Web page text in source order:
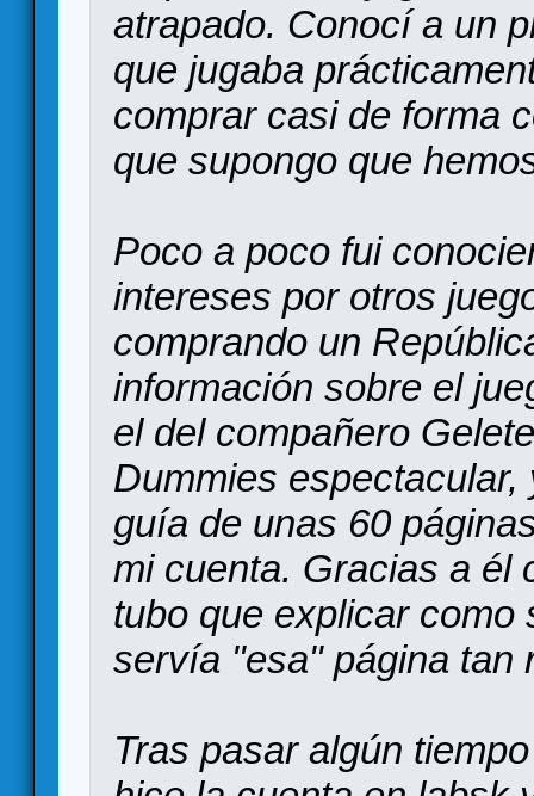
atrapado. Conocí a un
que jugaba
comprar casi de forma
que supongo que
Poco a poco fui
intereses por otros
comprando un
información sobre el
el del compañero
Dummies
guía de unas 60
mi cuenta. Gracias a él
tubo que explicar
servía "esa" página tan
Tras pasar algún